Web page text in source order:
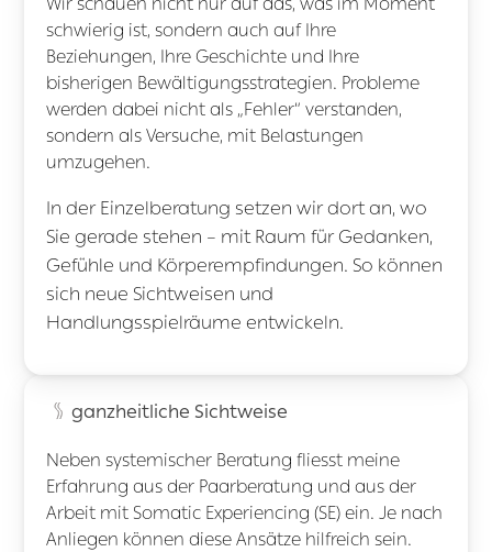
schwierig ist, sondern auch auf Ihre
Beziehungen, Ihre Geschichte und Ihre
bisherigen Bewältigungsstrategien. Probleme
werden dabei nicht als „Fehler“ verstanden,
sondern als Versuche, mit Belastungen
umzugehen.
In der Einzelberatung setzen wir dort an, wo
Sie gerade stehen – mit Raum für Gedanken,
Gefühle und Körperempfindungen. So können
sich neue Sichtweisen und
Handlungsspielräume entwickeln.
ganzheitliche Sichtweise
Neben systemischer Beratung fliesst meine
Erfahrung aus der Paarberatung und aus der
Arbeit mit Somatic Experiencing (SE) ein. Je nach
Anliegen können diese Ansätze hilfreich sein.